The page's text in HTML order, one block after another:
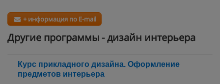
+ информация по E-mail
Другие программы - дизайн интерьера
Курс прикладного дизайна. Оформление
предметов интерьера